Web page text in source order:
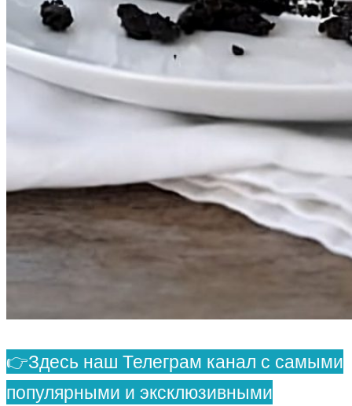
👉Здесь наш Телеграм канал с самыми
популярными и эксклюзивными